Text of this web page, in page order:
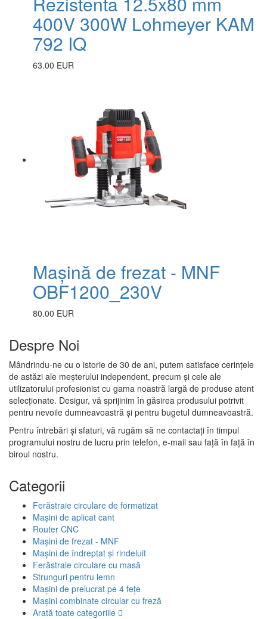
400V 300W Lohmeyer KAM
792 IQ
63.00 EUR
Mașină de frezat - MNF
OBF1200_230V
80.00 EUR
Despre Noi
Mândrindu-ne cu o istorie de 30 de ani, putem satisface cerințele
de astăzi ale meșterului independent, precum și cele ale
utilizatorului profesionist cu gama noastră largă de produse atent
selecționate. Desigur, vă sprijinim în găsirea produsului potrivit
pentru nevoile dumneavoastră și pentru bugetul dumneavoastră.
Pentru întrebări și sfaturi, vă rugăm să ne contactați în timpul
programului nostru de lucru prin telefon, e-mail sau față în față în
biroul nostru.
Categorii
Ferăstraie circulare de formatizat
Mașini de aplicat cant
Router CNC
Mașini de frezat - MNF
Mașini de îndreptat și rindeluit
Ferăstraie circulare cu masă
Strunguri pentru lemn
Mașini de prelucrat pe 4 fețe
Mașini combinate circular cu freză
Arată toate categoriile